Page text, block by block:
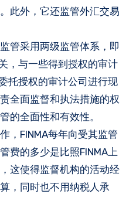
此外，它还监管外汇交易
管采用两级监管体系，即
，与一些得到授权的审计
托授权的审计公司进行现
全面监督和执法措施的权
的全面性和有效性。
，FINMA每年向受其监管
费的多少是比照FINMA上
这使得监督机构的活动经
，同时也不用纳税人承